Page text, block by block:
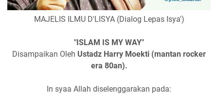
MAJELIS ILMU D'LISYA (Dialog Lepas Isya')
"ISLAM IS MY WAY"
Disampaikan Oleh Ustadz Harry Moekti (mantan rocker
era 80an).
In syaa Allah diselenggarakan pada: